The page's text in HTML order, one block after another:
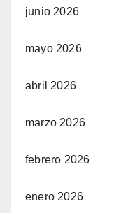
junio 2026
mayo 2026
abril 2026
marzo 2026
febrero 2026
enero 2026